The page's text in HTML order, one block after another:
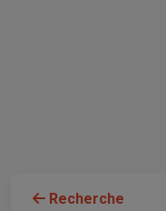
Recherche